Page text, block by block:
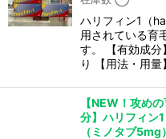
ハリフィン1（
用されている育
す。 【有効成分
り 【用法・用
【NEW！攻め
分】ハリフィン
（ミノタブ